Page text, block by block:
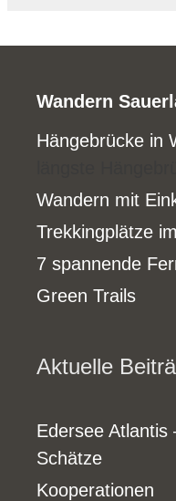
Wandern
Hängebrücke in
Wandern mit
Trekkingplätze
7 spannende
Green Trails
Aktuelle
Edersee Atlantis
Schätze
Kooperationen